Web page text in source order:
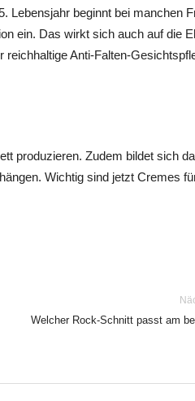
Lebensjahr beginnt bei manchen
ein. Das wirkt sich auch auf die
reichhaltige Anti-Falten-
produzieren. Zudem bildet sich
Wichtig sind jetzt Cremes
Welcher Rock-Schnitt passt am